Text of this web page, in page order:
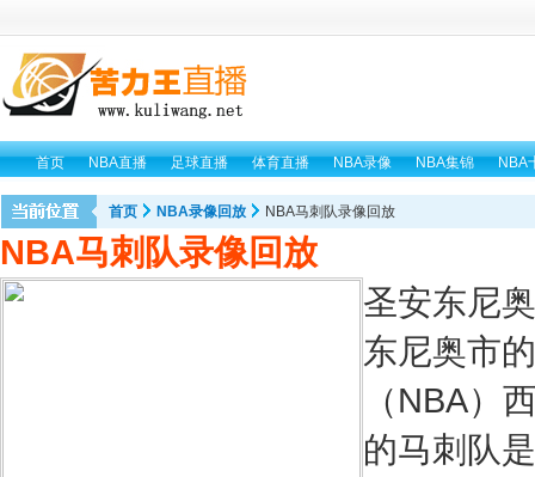
首页 NBA直播 足球直播 体育直播 NBA录像 NBA集锦 NBA
首页 NBA录像回放 NBA马刺队录像回放
NBA马刺队录像回放
圣安东尼
东尼奥市
（NBA）
的马刺队